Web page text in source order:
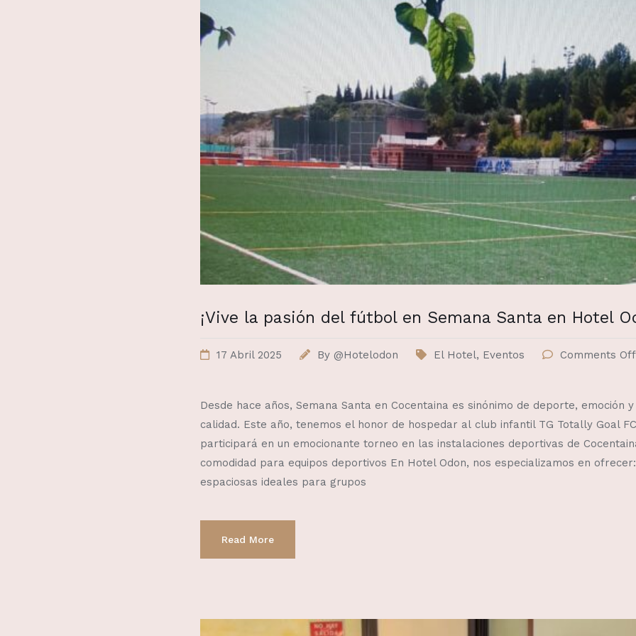
¡Vive la pasión del fútbol en Semana Santa en Hotel
17 Abril 2025 By @Hotelodon El Hotel, Eventos Comments Off
Desde hace años, Semana Santa en Cocentaina es sinónimo de deporte, emoción
calidad. Este año, tenemos el honor de hospedar al club infantil TG Totally Goal
participará en un emocionante torneo en las instalaciones deportivas de
comodidad para equipos deportivos En Hotel Odon, nos especializamos en
espaciosas ideales para grupos
Read More